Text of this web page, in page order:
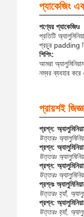
প্যাকেজিং
পণ্যের প্যাকেজিংঃ
প্রতিটি
প্রচুর padding
শিপিং:
আমরা
নম্বর ব্যবহার করে
প্রায়শই
প্রশ্ন:
উত্তরঃ
প্রশ্ন:
উত্তরঃ
প্রশ্ন:
উত্তরঃ
প্রশ্নঃ
উত্তরঃ হ্যাঁ,
প্রশ্ন:
উত্তরঃ হ্যাঁ,